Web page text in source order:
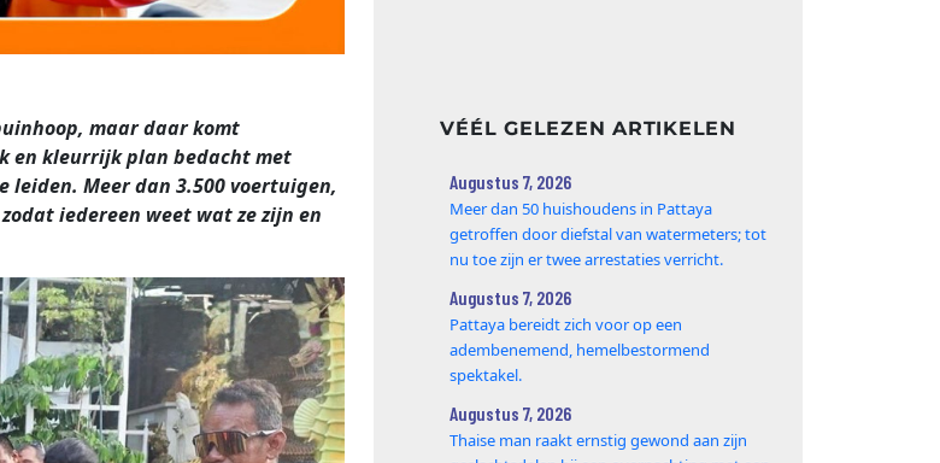
maar daar komt
en kleurrijk plan bedacht met
Meer dan 3.500 voertuigen,
iedereen weet wat ze zijn en
VÉÉL GELEZEN ARTIKELEN
Augustus 7, 2026
Meer dan 50 huishoudens in Pattaya
getroffen door diefstal van watermeters; tot
nu toe zijn er twee arrestaties verricht.
Augustus 7, 2026
Pattaya bereidt zich voor op een
adembenemend, hemelbestormend
spektakel.
Augustus 7, 2026
Thaise man raakt ernstig gewond aan zijn